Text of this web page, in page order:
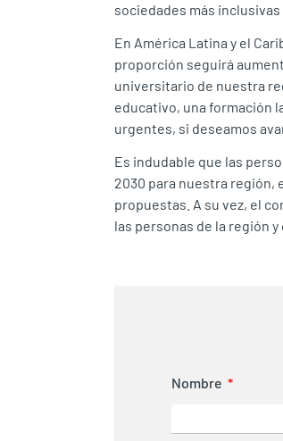
sociedades más
En América Latina y el
proporción seguirá
universitario de nuestra
educativo, una formación
urgentes, si deseamos
Es indudable que las
2030 para nuestra región,
propuestas. A su vez, el
las personas de la región
Nombre